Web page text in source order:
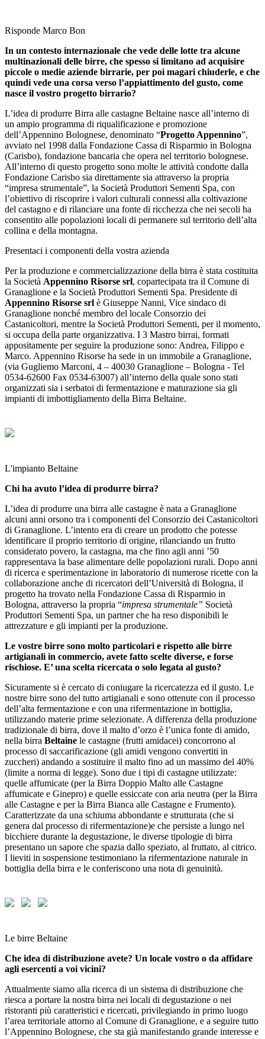
Risponde Marco Bon
In un contesto internazionale che vede delle lotte tra alcune
multinazionali delle birre, che spesso si limitano ad acquisire
piccole o medie aziende birrarie, per poi magari chiuderle, e che
quindi vede una corsa verso l’appiattimento del gusto, come
nasce il vostro progetto birrario?
L’idea di produrre Birra alle castagne Beltaine nasce all’interno di
un ampio programma di riqualificazione e promozione
dell’Appennino Bolognese, denominato “Progetto Appennino”,
avviato nel 1998 dalla Fondazione Cassa di Risparmio in Bologna
(Carisbo), fondazione bancaria che opera nel territorio bolognese.
All’interno di questo progetto sono molte le attività condotte dalla
Fondazione Carisbo sia direttamente sia attraverso la propria
“impresa strumentale”, la Società Produttori Sementi Spa, con
l’obiettivo di riscoprire i valori culturali connessi alla coltivazione
del castagno e di rilanciare una fonte di ricchezza che nei secoli ha
consentito alle popolazioni locali di permanere sul territorio dell’alta
collina e della montagna.
Presentaci i componenti della vostra azienda
Per la produzione e commercializzazione della birra è stata costituita
la Società Appennino Risorse srl, copartecipata tra il Comune di
Granaglione e la Società Produttori Sementi Spa. Presidente di
Appennino Risorse srl è Giuseppe Nanni, Vice sindaco di
Granaglione nonché membro del locale Consorzio dei
Castanicoltori, mentre la Società Produttori Sementi, per il momento,
si occupa della parte organizzativa. I 3 Mastro birrai, formati
appositamente per seguire la produzione sono: Andrea, Filippo e
Marco. Appennino Risorse ha sede in un immobile a Granaglione,
(via Gugliemo Marconi, 4 – 40030 Granaglione – Bologna - Tel
0534-62600 Fax 0534-63007) all’interno della quale sono stati
organizzati sia i serbatoi di fermentazione e maturazione sia gli
impianti di imbottigliamento della Birra Beltaine.
L'impianto Beltaine
Chi ha avuto l’idea di produrre birra?
L’idea di produrre una birra alle castagne è nata a Granaglione
alcuni anni orsono tra i componenti del Consorzio dei Castanicoltori
di Granaglione. L’intento era di creare un prodotto che potesse
identificare il proprio territorio di origine, rilanciando un frutto
considerato povero, la castagna, ma che fino agli anni ’50
rappresentava la base alimentare delle popolazioni rurali. Dopo anni
di ricerca e sperimentazione in laboratorio di numerose ricette con la
collaborazione anche di ricercatori dell’Università di Bologna, il
progetto ha trovato nella Fondazione Cassa di Risparmio in
Bologna, attraverso la propria “impresa strumentale” Società
Produttori Sementi Spa, un partner che ha reso disponibili le
attrezzature e gli impianti per la produzione.
Le vostre birre sono molto particolari e rispetto alle birre
artigianali in commercio, avete fatto scelte diverse, e forse
rischiose. E’ una scelta ricercata o solo legata al gusto?
Sicuramente si è cercato di coniugare la ricercatezza ed il gusto. Le
nostre birre sono del tutto artigianali e sono ottenute con il processo
dell’alta fermentazione e con una rifermentazione in bottiglia,
utilizzando materie prime selezionate. A differenza della produzione
tradizionale di birra, dove il malto d’orzo è l’unica fonte di amido,
nella birra Beltaine le castagne (frutti amidacei) concorrono al
processo di saccarificazione (gli amidi vengono convertiti in
zuccheri) andando a sostituire il malto fino ad un massimo del 40%
(limite a norma di legge). Sono due i tipi di castagne utilizzate:
quelle affumicate (per la Birra Doppio Malto alle Castagne
affumicate e Ginepro) e quelle essiccate con aria neutra (per la Birra
alle Castagne e per la Birra Bianca alle Castagne e Frumento).
Caratterizzate da una schiuma abbondante e strutturata (che si
genera dal processo di rifermentazione)e che persiste a lungo nel
bicchiere durante la degustazione, le diverse tipologie di birra
presentano un sapore che spazia dallo speziato, al fruttato, al citrico.
I lieviti in sospensione testimoniano la rifermentazione naturale in
bottiglia della birra e le conferiscono una nota di genuinità.
Le birre Beltaine
Che idea di distribuzione avete? Un locale vostro o da affidare
agli esercenti a voi vicini?
Attualmente siamo alla ricerca di un sistema di distribuzione che
riesca a portare la nostra birra nei locali di degustazione o nei
ristoranti più caratteristici e ricercati, privilegiando in primo luogo
l’area territoriale attorno al Comune di Granaglione, e a seguire tutto
l’Appennino Bolognese, che sta già manifestando grande interesse e